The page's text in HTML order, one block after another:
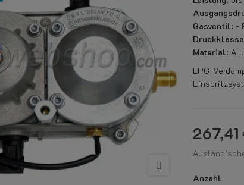
Gasventil: -
Material:
LPG-
267,41
Anzahl